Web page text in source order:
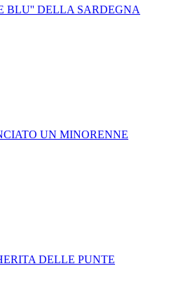
BLU'' DELLA SARDEGNA
UN MINORENNE
DELLE PUNTE